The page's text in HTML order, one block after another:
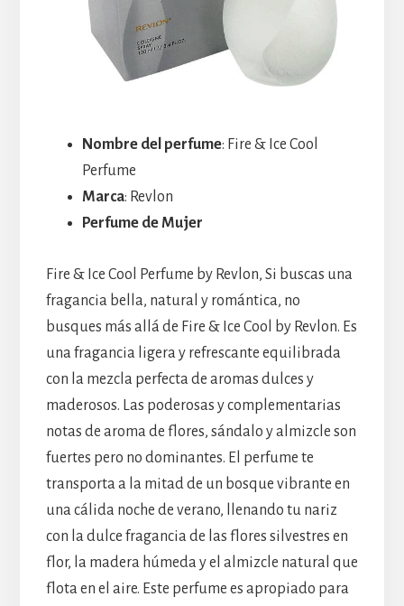
Nombre del perfume: Fire & Ice Cool
Perfume
Marca: Revlon
Perfume de Mujer
Fire & Ice Cool Perfume by Revlon, Si buscas una
fragancia bella, natural y romántica, no
busques más allá de Fire & Ice Cool by Revlon. Es
una fragancia ligera y refrescante equilibrada
con la mezcla perfecta de aromas dulces y
maderosos. Las poderosas y complementarias
notas de aroma de flores, sándalo y almizcle son
fuertes pero no dominantes. El perfume te
transporta a la mitad de un bosque vibrante en
una cálida noche de verano, llenando tu nariz
con la dulce fragancia de las flores silvestres en
flor, la madera húmeda y el almizcle natural que
flota en el aire. Este perfume es apropiado para